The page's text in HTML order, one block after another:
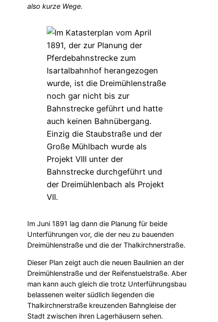
also kurze Wege.
Im Juni 1891 lag dann die Planung für beide
Unterführungen vor, die der neu zu bauenden
Dreimühlenstraße und die der Thalkirchnerstraße.
Dieser Plan zeigt auch die neuen Baulinien an der
Dreimühlenstraße und der Reifenstuelstraße. Aber
man kann auch gleich die trotz Unterführungsbau
belassenen weiter südlich liegenden die
Thalkirchnerstraße kreuzenden Bahngleise der
Stadt zwischen ihren Lagerhäusern sehen.